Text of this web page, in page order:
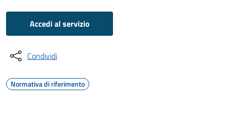
Accedi al servizio
Condividi
Normativa di riferimento